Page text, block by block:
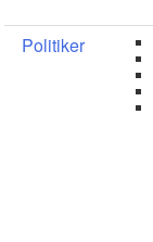
Politiker